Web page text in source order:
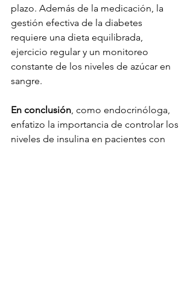
plazo. Además de la medicación, la
gestión efectiva de la diabetes
requiere una dieta equilibrada,
ejercicio regular y un monitoreo
constante de los niveles de azúcar en
sangre.
En conclusión, como endocrinóloga,
enfatizo la importancia de controlar los
niveles de insulina en pacientes con